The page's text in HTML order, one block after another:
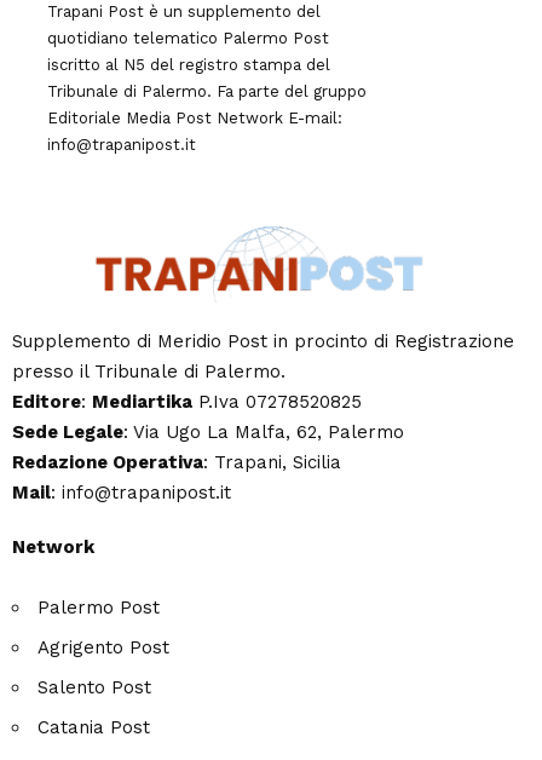
Trapani Post è un supplemento del
quotidiano telematico Palermo Post
iscritto al N5 del registro stampa del
Tribunale di Palermo. Fa parte del gruppo
Editoriale Media Post Network E-mail:
info@trapanipost.it
Supplemento di Meridio Post in procinto di Registrazione
presso il Tribunale di Palermo.
Editore: Mediartika P.Iva 07278520825
Sede Legale: Via Ugo La Malfa, 62, Palermo
Redazione Operativa: Trapani, Sicilia
Mail: info@trapanipost.it
Network
Palermo Post
Agrigento Post
Salento Post
Catania Post